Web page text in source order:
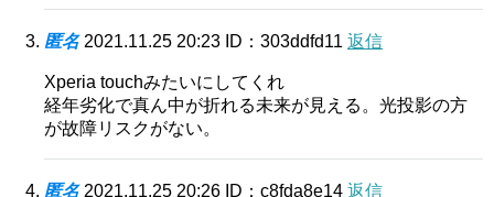
匿名 2021.11.25 20:23 ID：303ddfd11 返信
Xperia touchみたいにしてくれ
経年劣化で真ん中が折れる未来が見える。光投影の方
が故障リスクがない。
匿名 2021.11.25 20:26 ID：c8fda8e14 返信